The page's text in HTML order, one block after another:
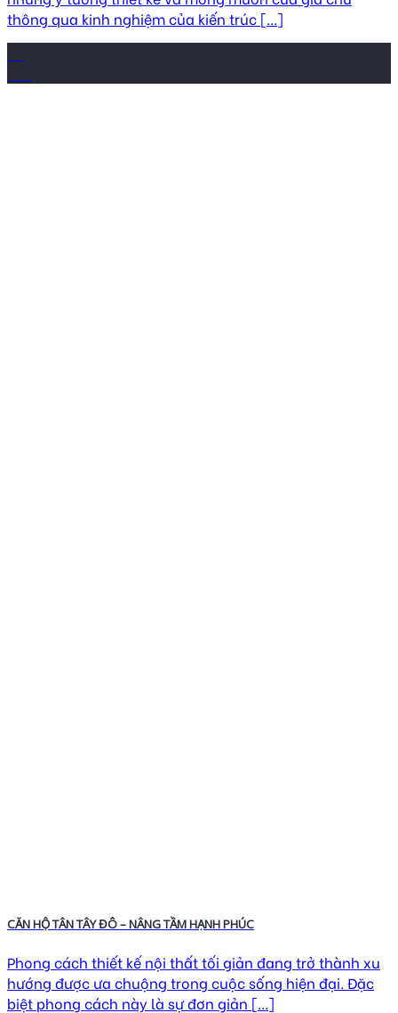
thông qua kinh nghiệm của kiến trúc [...]
CĂN HỘ TÂN TÂY ĐÔ – NÂNG TẦM HẠNH PHÚC
Phong cách thiết kế nội thất tối giản đang trở thành xu
hướng được ưa chuộng trong cuộc sống hiện đại. Đặc
biệt phong cách này là sự đơn giản [...]